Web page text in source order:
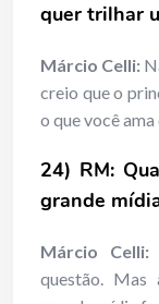
quer trilhar
Márcio Celli:
creio que o
o que você
24) RM:
grande
Márcio Celli:
questão. Mas